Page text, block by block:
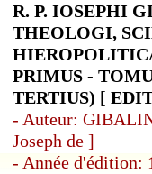
R. P. IOSEPHI
THEOLOGI,
PRIMUS -
TERTIUS) [
- Auteur:
Joseph de ]
- Année d'édition: